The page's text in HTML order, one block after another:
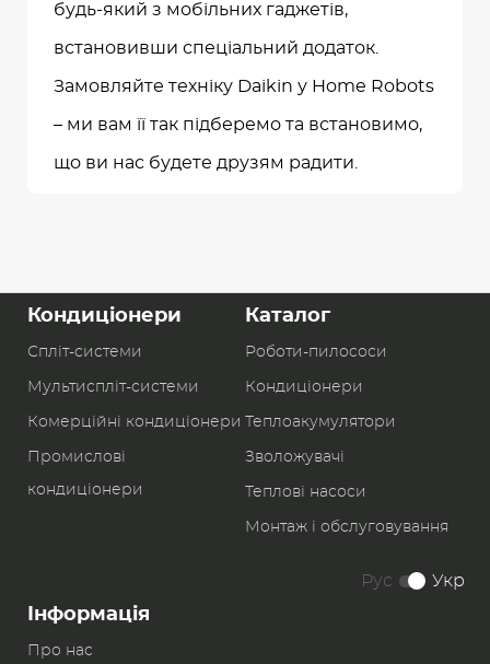
будь-який з мобільних гаджетів,
встановивши спеціальний додаток.
Замовляйте техніку Daikin у Home Robots
– ми вам її так підберемо та встановимо,
що ви нас будете друзям радити.
Кондиціонери
Спліт-системи
Мультиспліт-системи
Комерційні кондиціонери
Промислові
кондиціонери
Каталог
Роботи-пилоcоси
Кондиціонери
Теплоакумулятори
Зволожувачі
Теплові насоси
Монтаж і обслуговування
Інформація
Про нас
Рус Укр